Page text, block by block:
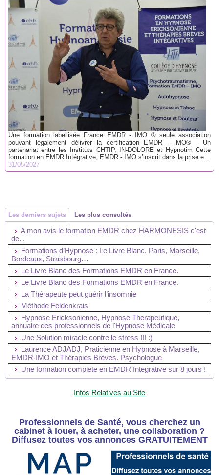
Une formation labellisée France EMDR - IMO ® seule association
pouvant légalement délivrer la certification EMDR - IMO® . Un
partenariat entre les Instituts CHTIP, IN-DOLORE et Hypnotim Cette
formation en EMDR Intégrative, EMDR - IMO s’inscrit dans la prise e...
31/05/2027
Les derniers sujets Les plus consultés
A mon avis le formation EMDR chez HARMONESIS c'est
de...
Formations d’Hypnose : Le Livre Blanc. Paris, Marseille,
Bordeaux, Strasbourg…
Le Livre Blanc des Formations EMDR en France.
Le Livre Blanc des Formations EMDR en France.
La Thérapeute peut guérir l’insomnie
Méthode Feldenkrais
Hypnose Ericksonienne, Hypnose Therapeutique,
annuaire des professionnels de l'Hypnose Médicale
Une Solution miracle contre le stress !!! :)
Laurence ADJADJ, Praticienne en Hypnose à Marseille,
EMDR-IMO et Thérapies Brèves. Psychologue
Une formation complète en EMDR Intégrative sur 8 jours !
Infos Relatives au Site
Professionnels de Santé, vous cherchez un
cabinet à louer, à acheter, une collaboration ?
Diffusez toutes vos annonces GRATUITEMENT